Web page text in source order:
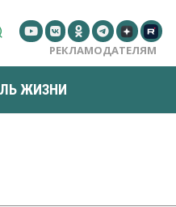
РЕКЛАМОДАТЕЛЯМ
ЖИЗНИ